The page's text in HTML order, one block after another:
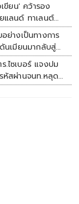
ขียน' คว้ารอง
แลนด์ ทาเลนต์
ย่างเป็นทางการ
เมียนมากลับสู่
ไซเบอร์ แจงปม
หัสผ่านจนท.หลุด